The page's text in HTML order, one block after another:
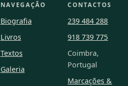
NAVEGAÇÃO
Biografia
Livros
Textos
Galeria
CONTACTOS
239 484 288
918 739 775
Coimbra,
Portugal
Marcações &